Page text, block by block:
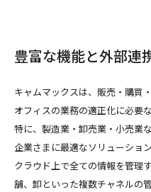
豊富な機能と外部連
キャムマックスは、販売・購買
オフィスの業務の適正化に必要
特に、製造業・卸売業・小売業
企業さまに最適なソリューション
クラウド上で全ての情報を管理
舗、卸といった複数チャネルの